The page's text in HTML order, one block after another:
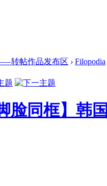
转帖作品发布区 › Filopodia
脸同框】韩